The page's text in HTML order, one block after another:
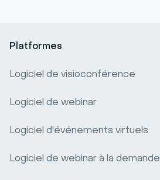
Platformes
Logiciel de visioconférence
Logiciel de webinar
Logiciel d'événements virtuels
Logiciel de webinar à la demande